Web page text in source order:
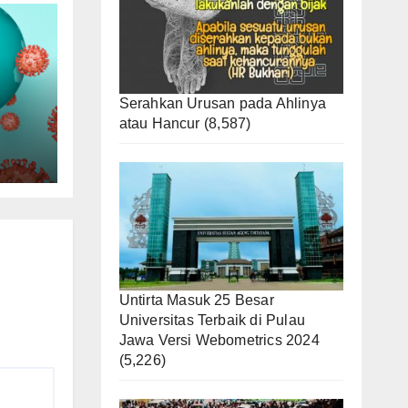
Serahkan Urusan pada Ahlinya
atau Hancur (8,587)
Untirta Masuk 25 Besar
Universitas Terbaik di Pulau
Jawa Versi Webometrics 2024
(5,226)